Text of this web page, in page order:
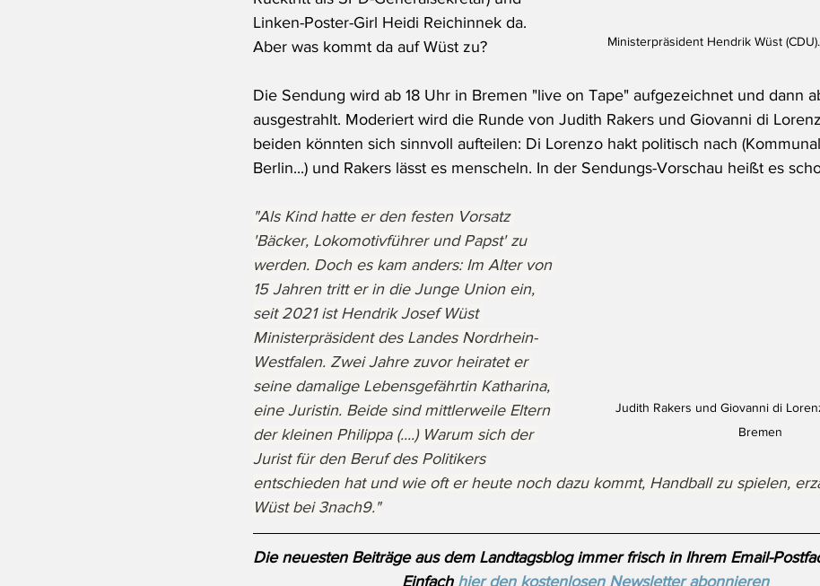
Ministerpräsident Hendrik Wüst
Linken-Poster-Girl Heidi Reichinnek da.
Aber was kommt da auf Wüst zu?
Die Sendung wird ab 18 Uhr in Bremen "live on Tape" aufgezeichnet und dann
ausgestrahlt. Moderiert wird die Runde von Judith Rakers und Giovanni di
beiden könnten sich sinnvoll aufteilen: Di Lorenzo hakt politisch nach
Berlin...) und Rakers lässt es menscheln. In der Sendungs-Vorschau heißt es
Judith Rakers und Giovanni di
Bremen
"Als Kind hatte er den festen Vorsatz
'Bäcker, Lokomotivführer und Papst' zu
werden. Doch es kam anders: Im Alter von
15 Jahren tritt er in die Junge Union ein,
seit 2021 ist Hendrik Josef Wüst
Ministerpräsident des Landes Nordrhein-
Westfalen. Zwei Jahre zuvor heiratet er
seine damalige Lebensgefährtin Katharina,
eine Juristin. Beide sind mittlerweile Eltern
der kleinen Philippa (....) Warum sich der
Jurist für den Beruf des Politikers
entschieden hat und wie oft er heute noch dazu kommt, Handball zu spielen,
Wüst bei 3nach9."
Die neuesten Beiträge aus dem Landtagsblog immer frisch in Ihrem Email-
Einfach hier den kostenlosen Newsletter abonnieren